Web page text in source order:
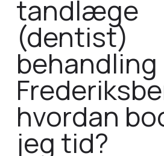
tandlæge
(dentist)
behandling
hvordan
jeg tid?